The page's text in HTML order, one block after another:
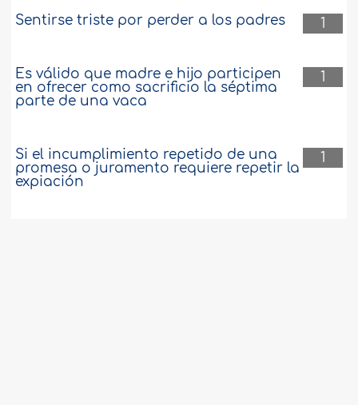
1
Sentirse triste por perder a los padres
1
Es válido que madre e hijo participen
en ofrecer como sacrificio la séptima
parte de una vaca
1
Si el incumplimiento repetido de una
promesa o juramento requiere repetir la
expiación